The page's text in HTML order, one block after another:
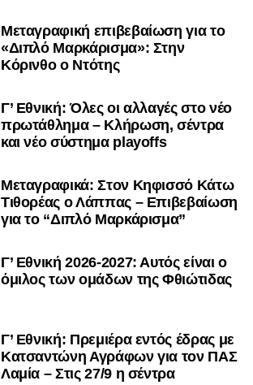
Μεταγραφική επιβεβαίωση για το
«Διπλό Μαρκάρισμα»: Στην
Κόρινθο ο Ντότης
Γ’ Εθνική: Όλες οι αλλαγές στο νέο
πρωτάθλημα – Κλήρωση, σέντρα
και νέο σύστημα playoffs
Μεταγραφικά: Στον Κηφισσό Κάτω
Τιθορέας ο Λάππας – Επιβεβαίωση
για το “Διπλό Μαρκάρισμα”
Γ’ Εθνική 2026-2027: Αυτός είναι ο
όμιλος των ομάδων της Φθιώτιδας
Γ’ Εθνική: Πρεμιέρα εντός έδρας με
Κατσαντώνη Αγράφων για τον ΠΑΣ
Λαμία – Στις 27/9 η σέντρα